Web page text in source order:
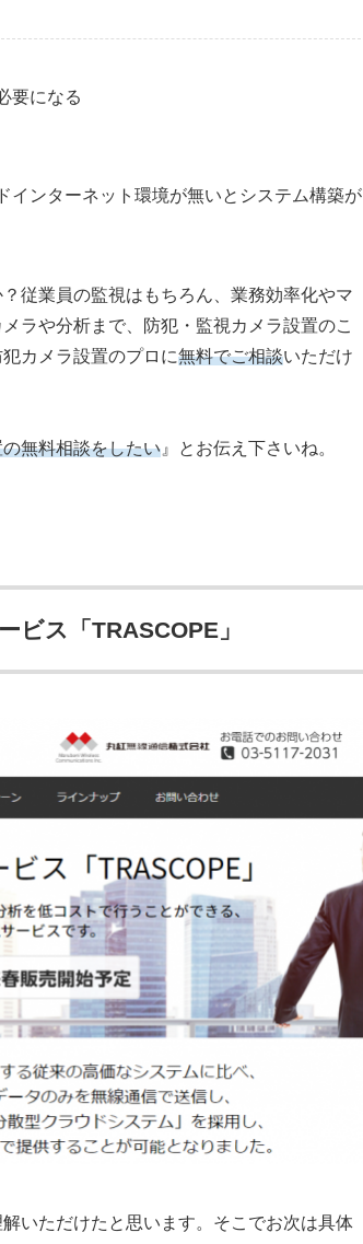
要になる
インターネット環境が無いとシステム構築が
従業員の監視はもちろん、業務効率化やマ
ラや分析まで、防犯・監視カメラ設置のこ
カメラ設置のプロに無料でご相談いただけ
無料相談をしたい 』とお伝え下さいね。
ビス「TRASCOPE」
いただけたと思います。そこでお次は具体